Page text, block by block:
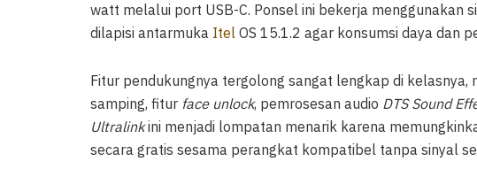
watt melalui port USB-C. Ponsel ini bekerja menggunakan
dilapisi antarmuka Itel OS 15.1.2 agar konsumsi daya dan
Fitur pendukungnya tergolong sangat lengkap di kelasnya,
samping, fitur face unlock, pemrosesan audio DTS Sound
Ultralinkini menjadi lompatan menarik karena
secara gratis sesama perangkat kompatibel tanpa sinyal